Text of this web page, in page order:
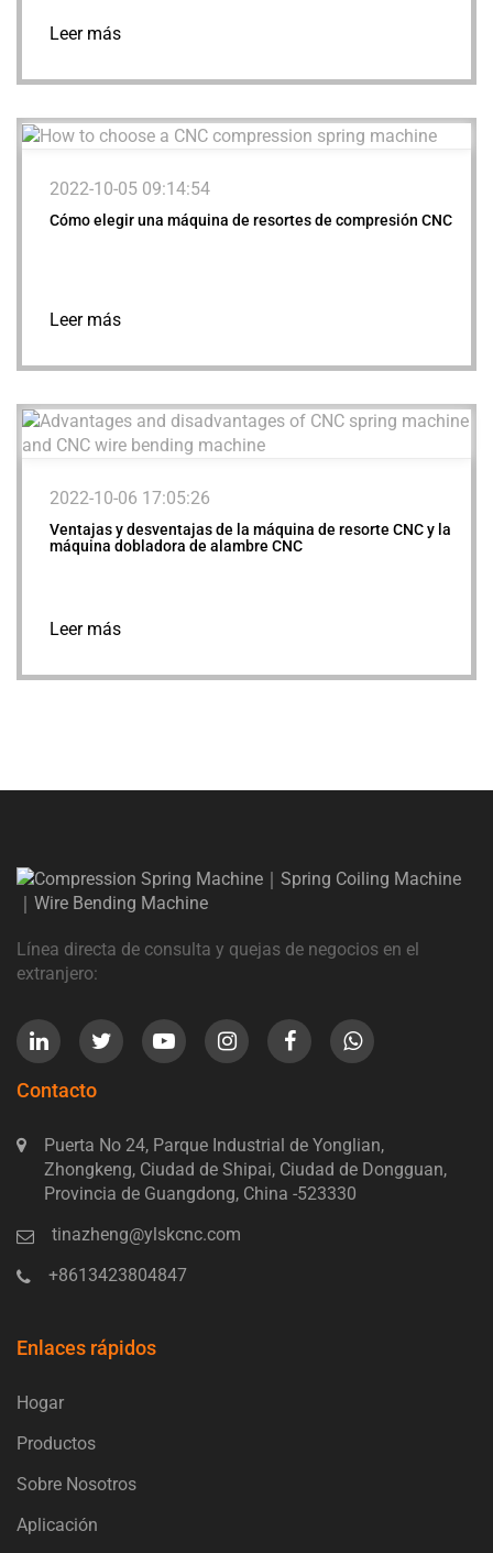
Leer más
2022-10-05 09:14:54
Cómo elegir una máquina de resortes de compresión CNC
Leer más
2022-10-06 17:05:26
Ventajas y desventajas de la máquina de resorte CNC y la
máquina dobladora de alambre CNC
Leer más
Línea directa de consulta y quejas de negocios en el
extranjero:
Contacto
Puerta No 24, Parque Industrial de Yonglian,
Zhongkeng, Ciudad de Shipai, Ciudad de Dongguan,
Provincia de Guangdong, China -523330
tinazheng@ylskcnc.com
+8613423804847
Enlaces rápidos
Hogar
Productos
Sobre Nosotros
Aplicación